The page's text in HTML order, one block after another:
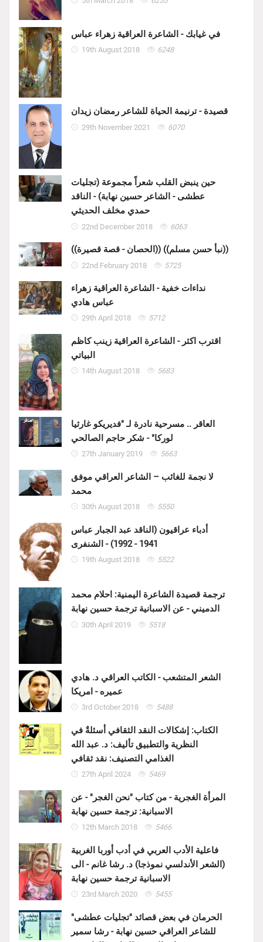
في غيابك - الشاعرة العراقية زهراء عباس
19th August 2018 6248
قصيدة - ترنيمة الحياة للشاعر رمضان زيدان
29th November 2021 6070
حين ينبض القلب شعراً مجموعة (تجليات
عطشى - الشاعر حسين نهابة) - الناقد
حمدي مخلف الحديثي
22nd December 2018 6063
((الحصان - قصة قصيرة)) ((نبأ حسن مسلم))
22nd February 2018 5725
نداءات خفية - الشاعرة العراقية زهراء
عباس هادي
29th April 2018 5712
اقترب اكثر - الشاعرة العراقية زينب كاظم
البياتي
14th August 2018 5683
العاقر .. مسرحية نادرة لـ "فديريكو غارثيا
لوركا" - شكر حاجم الصالحي
27th January 2019 5663
لا نجمة للغائب – الشاعر العراقي موفق
محمد
30th August 2018 5550
أدباء عراقيون (الناقد عبد الجبار عباس
1941 - 1992) - الشنفرى
19th August 2018 5522
ترجمة قصيدة الشاعرة اليمنية: احلام محمد
الدميني - عن الاسبانية ترجمة حسين نهابة
30th April 2019 5518
الشعر المتشعب - الكاتب العراقي د. هادي
عميره - امريكا
3rd October 2018 5488
الكتاب: إشكالات النقد الثقافي أسئلةٌ في
النظرية والتطبيق تأليف: د. عبد الله
الغذامي التصنيف: نقد ثقافي
27th April 2024 5469
المرأة الغجرية - من كتاب "نحن الغجر" - عن
الاسبانية: ترجمة حسين نهابة
12th March 2018 5466
فاعلية الأدب العربي في أدب أوربا الغربية
(الشعر الأندلسي نموذجا) د. رشا غانم - الى
الاسبانية ترجمة حسين نهابة
23rd March 2020 5455
الحرمان في بعض قصائد "تجليات عطشى"
للشاعر العراقي حسين نهابة - رشا سمير